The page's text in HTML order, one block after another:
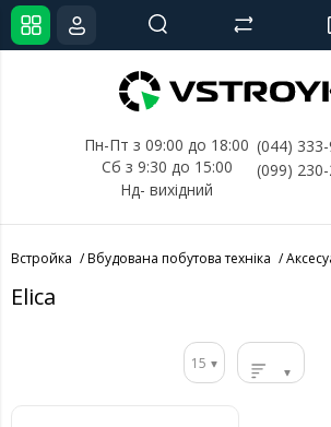
Пн-Пт з 09:00 до 18:00
Сб з 9:30 до 15:00
Нд- вихідний
(044)
(099)
Встройка Вбудована побутова техніка
Elica
15